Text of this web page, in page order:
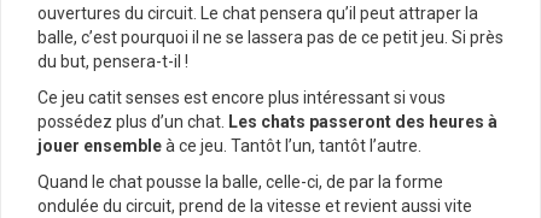
ouvertures du circuit. Le chat pensera qu’il peut attraper la
balle, c’est pourquoi il ne se lassera pas de ce petit jeu. Si près
du but, pensera-t-il !
Ce jeu catit senses est encore plus intéressant si vous
possédez plus d’un chat. Les chats passeront des heures à
jouer ensembleà ce jeu. Tantôt l’un, tantôt l’autre.
Quand le chat pousse la balle, celle-ci, de par la forme
ondulée du circuit, prend de la vitesse et revient aussi vite